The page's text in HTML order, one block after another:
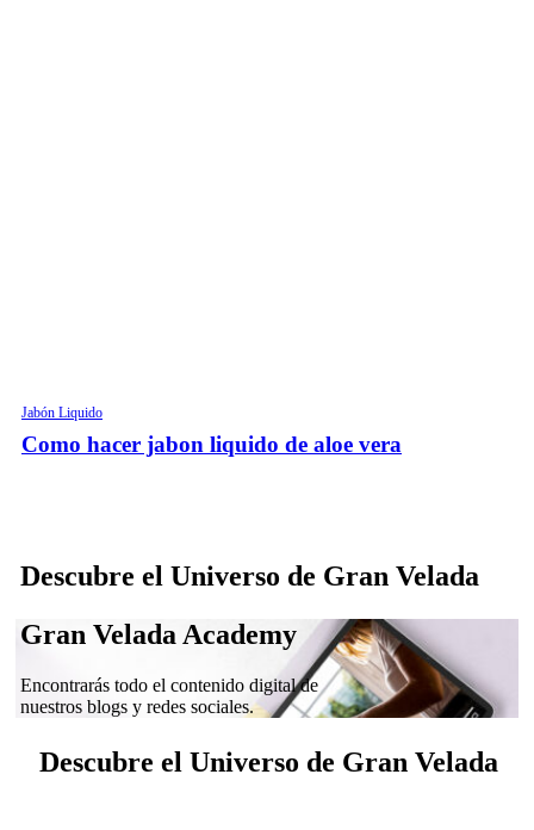
Jabón Liquido
Como hacer jabon liquido de aloe vera
Descubre el Universo de Gran Velada
Gran Velada Academy
Encontrarás todo el contenido digital de
nuestros blogs y redes sociales.
Descubre el Universo de Gran Velada